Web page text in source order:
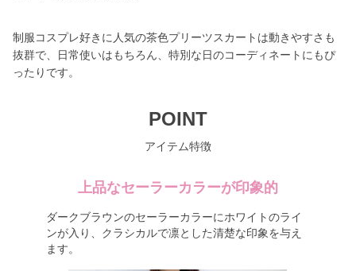
制服コスプレ好きに人気の茶色プリーツスカートは動きやすさも
抜群で、日常使いはもちろん、特別な日のコーディネートにもぴ
ったりです。
POINT
アイテム特徴
上品なセーラーカラーが印象的
ダークブラウンのセーラーカラーにホワイトのライ
ンが入り、クラシカルで凛とした清楚な印象を与え
ます。